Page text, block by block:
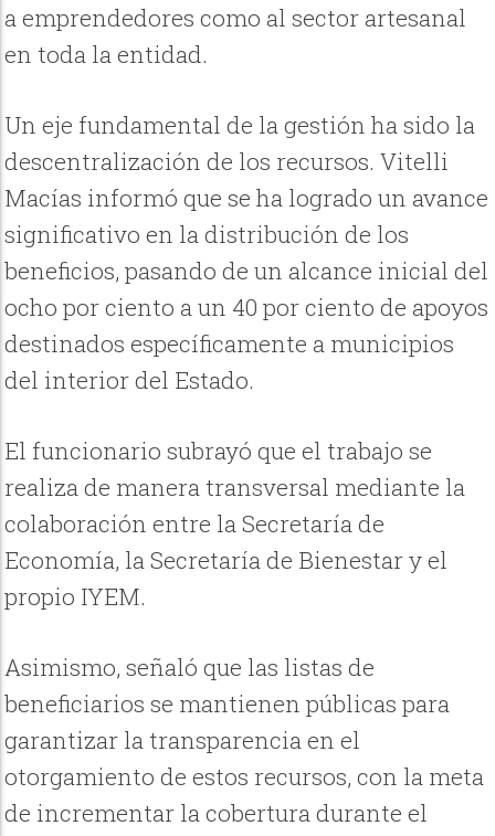
a emprendedores como al sector artesanal
en toda la entidad.
Un eje fundamental de la gestión ha sido la
descentralización de los recursos. Vitelli
Macías informó que se ha logrado un avance
significativo en la distribución de los
beneficios, pasando de un alcance inicial del
ocho por ciento a un 40 por ciento de apoyos
destinados específicamente a municipios
del interior del Estado.
El funcionario subrayó que el trabajo se
realiza de manera transversal mediante la
colaboración entre la Secretaría de
Economía, la Secretaría de Bienestar y el
propio IYEM.
Asimismo, señaló que las listas de
beneficiarios se mantienen públicas para
garantizar la transparencia en el
otorgamiento de estos recursos, con la meta
de incrementar la cobertura durante el